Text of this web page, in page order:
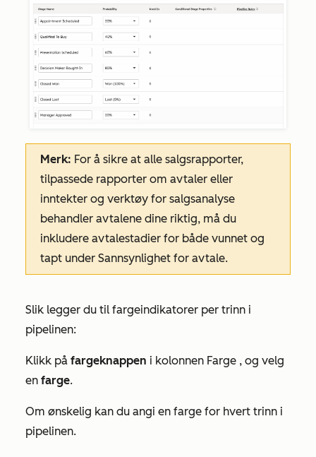
Merk: For å sikre at alle salgsrapporter,
tilpassede rapporter om avtaler eller
inntekter og verktøy for salgsanalyse
behandler avtalene dine riktig, må du
inkludere avtalestadier for både vunnet og
tapt under Sannsynlighet for avtale.
Slik legger du til fargeindikatorer per trinn i
pipelinen:
Klikk på fargeknappen i kolonnen Farge , og velg
en farge.
Om ønskelig kan du angi en farge for hvert trinn i
pipelinen.